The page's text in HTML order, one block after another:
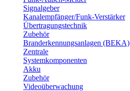
Signalgeber
Kanalempfänger/Funk-Verstärker
Übertragungstechnik
Zubehör
Branderkennungsanlagen (BEKA)
Zentrale
Systemkomponenten
Akku
Zubehör
Videoüberwachung